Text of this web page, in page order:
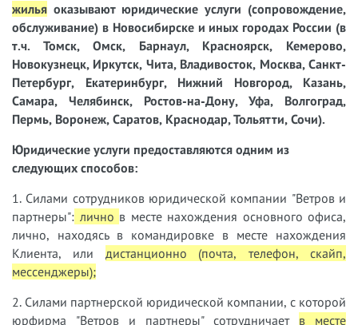
жилья оказывают юридические услуги (сопровождение,
обслуживание) в Новосибирске и иных городах России (в
т.ч. Томск, Омск, Барнаул, Красноярск, Кемерово,
Новокузнецк, Иркутск, Чита, Владивосток, Москва, Санкт-
Петербург, Екатеринбург, Нижний Новгород, Казань,
Самара, Челябинск, Ростов-на-Дону, Уфа, Волгоград,
Пермь, Воронеж, Саратов, Краснодар, Тольятти, Сочи).
Юридические услуги предоставляются одним из
следующих способов:
1. Силами сотрудников юридической компании "Ветров и
партнеры": лично в месте нахождения основного офиса,
лично, находясь в командировке в месте нахождения
Клиента, или дистанционно (почта, телефон, скайп,
мессенджеры);
2. Силами партнерской юридической компании, с которой
юрфирма "Ветров и партнеры" сотрудничает в месте